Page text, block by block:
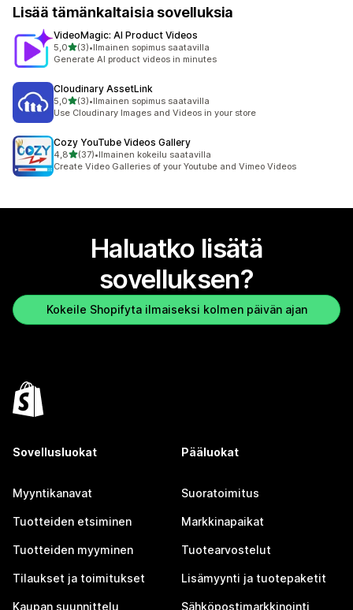
Lisää tämänkaltaisia sovelluksia
VideoMagic: AI Product Videos
5,0/ 5 tähteä
(3)
3 arvostelua yhteensä
•Ilmainen sopimus saatavilla
Generate AI product videos in minutes
Cloudinary AssetLink
5,0/ 5 tähteä
(3)
3 arvostelua yhteensä
•Ilmainen sopimus saatavilla
Use Cloudinary Images and Videos in your store
Cozy YouTube Videos Gallery
4,8/ 5 tähteä
(37)
37 arvostelua yhteensä
•Ilmainen kokeilu saatavilla
Create Video Galleries of your Youtube and Vimeo Videos
Haluatko lisätä
sovelluksen?
Kokeile Shopifyta ilmaiseksi kolmen päivän ajan
Sovellusluokat
Myyntikanavat
Tuotteiden etsiminen
Tuotteiden myyminen
Tilaukset ja toimitukset
Kaupan suunnittelu
Pääluokat
Suoratoimitus
Markkinapaikat
Tuotearvostelut
Lisämyynti ja tuotepaketit
Sähköpostimarkkinointi